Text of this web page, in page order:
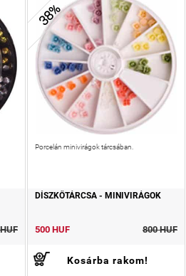
38%
Porcelán minivirágok tárcsában.
DÍSZKŐTÁRCSA - MINIVIRÁGOK
500 HUF 800 HUF
Kosárba rakom!